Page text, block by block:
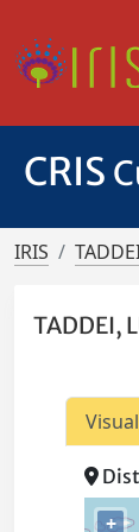
CRIS
IRIS
TADDEI,
+